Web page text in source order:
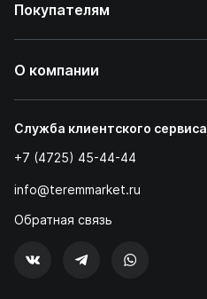
Покупателям
О компании
Служба клиентского сервиса
+7 (4725) 45-44-44
info@teremmarket.ru
Обратная связь